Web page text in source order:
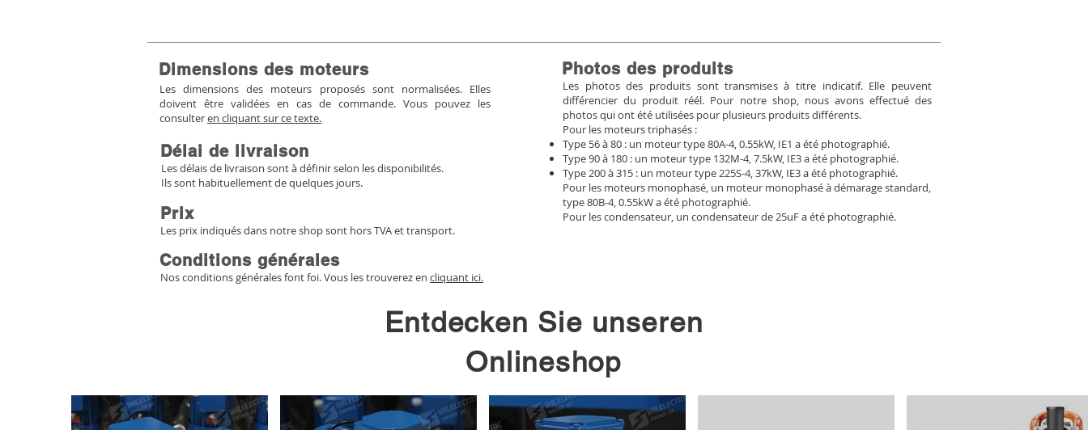
Dimensions des moteurs
Les dimensions des moteurs proposés sont normalisées. Elles
doivent être validées en cas de commande. Vous pouvez les
consulteren cliquant sur ce texte.
Délai de livraison
Les délais de livraison sont à définir selon les disponibilités.
Ils sont habituellement de quelques jours.
Prix
Les prix indiqués dans notre shop sont hors TVA et transport.
Conditions générales
Nos conditions générales font foi. Vous les trouverez en cliquant ici.
Photos des produits
Les photos des produits sont transmises à titre indicatif. Elle peuvent
différencier du produit réél. Pour notre shop, nous avons effectué des
photos qui ont été utilisées pour plusieurs produits différents.
Pour les moteurs triphasés :
Type 56 à 80 : un moteur type 80A-4, 0.55kW, IE1 a été photographié.
Type 90 à 180 : un moteur type 132M-4, 7.5kW, IE3 a été photographié.
Type 200 à 315 : un moteur type 225S-4, 37kW, IE3 a été photographié.
Pour les moteurs monophasé, un moteur monophasé à démarage standard,
type 80B-4, 0.55kW a été photographié.
Pour les condensateur, un condensateur de 25uF a été photographié.
Entdecken Sie unseren
Onlineshop